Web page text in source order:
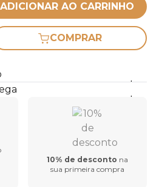
ADICIONAR AO CARRINHO
COMPRAR
10% de desconto na
sua primeira compra